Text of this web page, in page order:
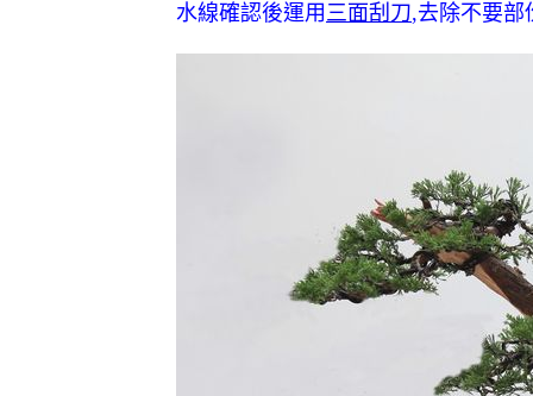
水線確認後運用 三面刮刀,去除不要部